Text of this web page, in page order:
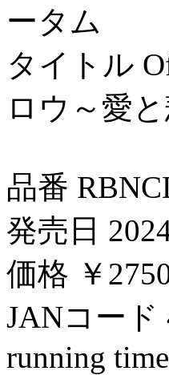
ータム
タイトル
ロウ～愛
品番
発売日
価格 ￥
JANコード
running